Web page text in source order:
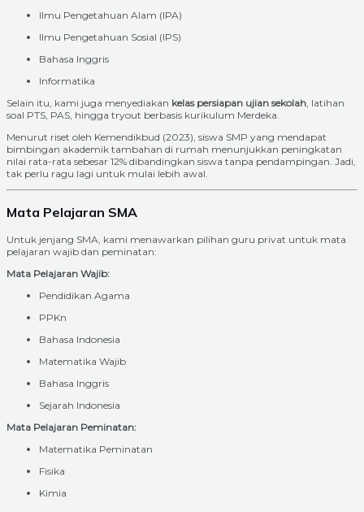
Ilmu Pengetahuan Alam (IPA)
Ilmu Pengetahuan Sosial (IPS)
Bahasa Inggris
Informatika
Selain itu, kami juga menyediakan kelas persiapan ujian sekolah , latihan
soal PTS, PAS, hingga tryout berbasis kurikulum Merdeka.
Menurut riset oleh Kemendikbud (2023), siswa SMP yang mendapat
bimbingan akademik tambahan di rumah menunjukkan peningkatan
nilai rata-rata sebesar 12% dibandingkan siswa tanpa pendampingan. Jadi,
tak perlu ragu lagi untuk mulai lebih awal.
Mata Pelajaran SMA
Untuk jenjang SMA, kami menawarkan pilihan guru privat untuk mata
pelajaran wajib dan peminatan:
Mata Pelajaran Wajib:
Pendidikan Agama
PPKn
Bahasa Indonesia
Matematika Wajib
Bahasa Inggris
Sejarah Indonesia
Mata Pelajaran Peminatan:
Matematika Peminatan
Fisika
Kimia